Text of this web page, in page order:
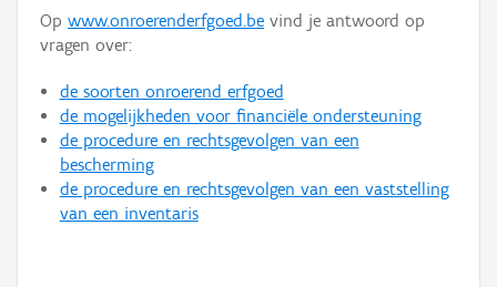
Op www.onroerenderfgoed.be vind je antwoord op
vragen over:
de soorten onroerend erfgoed
de mogelijkheden voor financiële ondersteuning
de procedure en rechtsgevolgen van een
bescherming
de procedure en rechtsgevolgen van een vaststelling
van een inventaris